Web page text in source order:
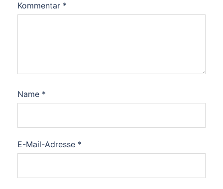
Kommentar *
Name *
E-Mail-Adresse *